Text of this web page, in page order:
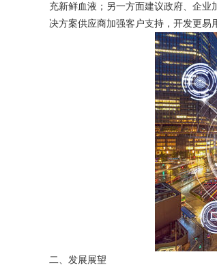
充新鲜血液；另一方面建议政府、企
决方案供应商加强客户支持，开发更易
二、发展展望